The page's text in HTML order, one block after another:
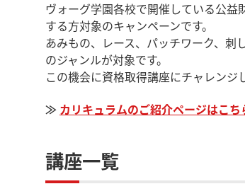
ヴォーグ学園各校で開催している公
する方対象のキャンペーンです。
あみもの、レース、パッチワーク、刺
のジャンルが対象です。
この機会に資格取得講座にチャレンジ
≫ カリキュラムのご紹介ページはこち
講座一覧